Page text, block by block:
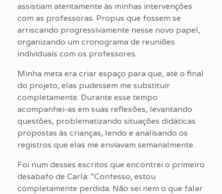
assistiam atentamente às minhas intervenções
com as professoras. Propus que fossem se
arriscando progressivamente nesse novo papel,
organizando um cronograma de reuniões
individuais com os professores.
Minha meta era criar espaço para que, até o final
do projeto, elas pudessem me substituir
completamente. Durante esse tempo
acompanhei-as em suas reflexões, levantando
questões, problematizando situações didáticas
propostas às crianças, lendo e analisando os
registros que elas me enviavam semanalmente.
Foi num desses escritos que encontrei o primeiro
desabafo de Carla: “Confesso, estou
completamente perdida. Não sei nem o que falar